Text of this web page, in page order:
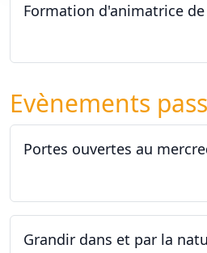
Formation d'animatrice
Evènements
Portes ouvertes au
Grandir dans et par la